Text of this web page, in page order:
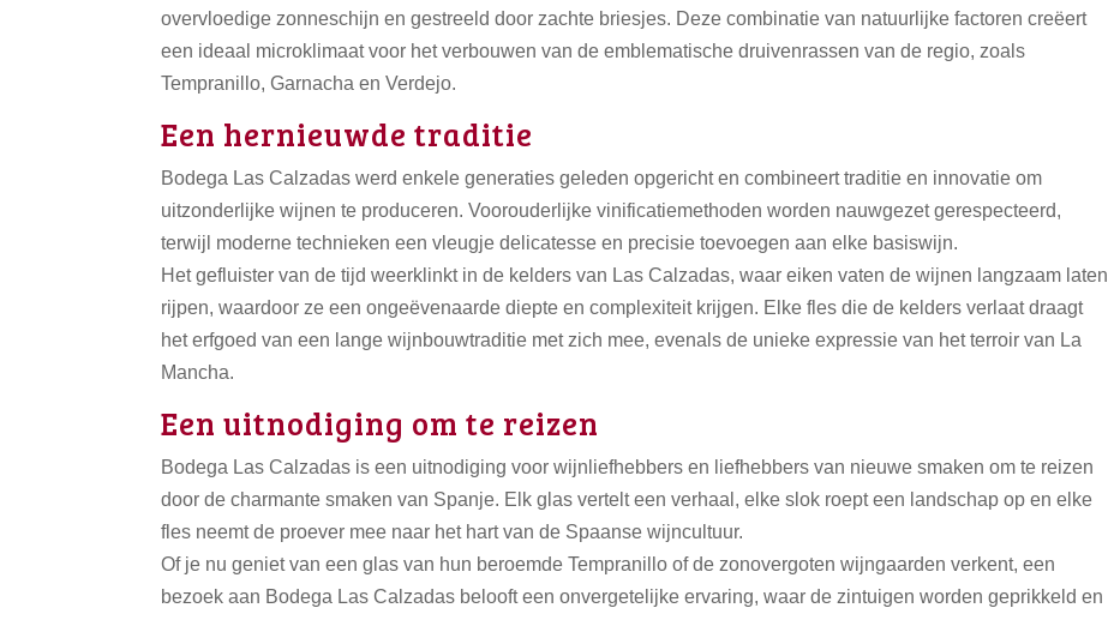
overvloedige zonneschijn en gestreeld door zachte briesjes. Deze combinatie van natuurlijke factoren creëert
een ideaal microklimaat voor het verbouwen van de emblematische druivenrassen van de regio, zoals
Tempranillo, Garnacha en Verdejo.
Een hernieuwde traditie
Bodega Las Calzadas werd enkele generaties geleden opgericht en combineert traditie en innovatie om
uitzonderlijke wijnen te produceren. Voorouderlijke vinificatiemethoden worden nauwgezet gerespecteerd,
terwijl moderne technieken een vleugje delicatesse en precisie toevoegen aan elke basiswijn.
Het gefluister van de tijd weerklinkt in de kelders van Las Calzadas, waar eiken vaten de wijnen langzaam laten
rijpen, waardoor ze een ongeëvenaarde diepte en complexiteit krijgen. Elke fles die de kelders verlaat draagt
het erfgoed van een lange wijnbouwtraditie met zich mee, evenals de unieke expressie van het terroir van La
Mancha.
Een uitnodiging om te reizen
Bodega Las Calzadas is een uitnodiging voor wijnliefhebbers en liefhebbers van nieuwe smaken om te reizen
door de charmante smaken van Spanje. Elk glas vertelt een verhaal, elke slok roept een landschap op en elke
fles neemt de proever mee naar het hart van de Spaanse wijncultuur.
Of je nu geniet van een glas van hun beroemde Tempranillo of de zonovergoten wijngaarden verkent, een
bezoek aan Bodega Las Calzadas belooft een onvergetelijke ervaring, waar de zintuigen worden geprikkeld en